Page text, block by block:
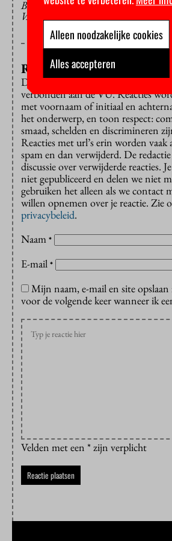
BEELD: FOTOGRAFIEVU/
VALK
Reageren?
Dat is alleen mogelijk met een e-
verbonden aan de VU. Reacties
met voornaam of initiaal en
het onderwerp, en toon respect:
smaad, schelden en discrimineren
Reacties met url’s erin worden vaak
spam en dan verwijderd. De
discussie over verwijderde reacties.
niet gepubliceerd en delen we niet
gebruiken het alleen als we contact
willen opnemen over je reactie. Zie
privacybeleid.
Naam *
E-mail *
Mijn naam, e-mail en site
voor de volgende keer wanneer ik
Velden met een * zijn verplicht
Alleen noodzakelijke cookies
Alles accepteren